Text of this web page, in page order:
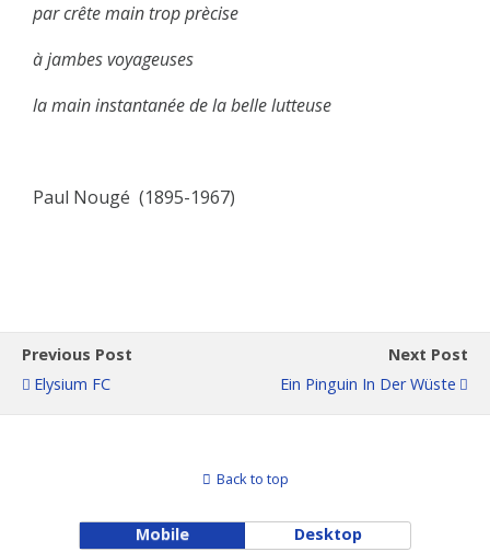
par crête main trop prècise
à jambes voyageuses
la main instantanée de la bellelutteuse
Paul Nougé (1895-1967)
Previous Post
Elysium FC
Next Post
Ein Pinguin In Der Wüste
Back to top
Mobile Desktop